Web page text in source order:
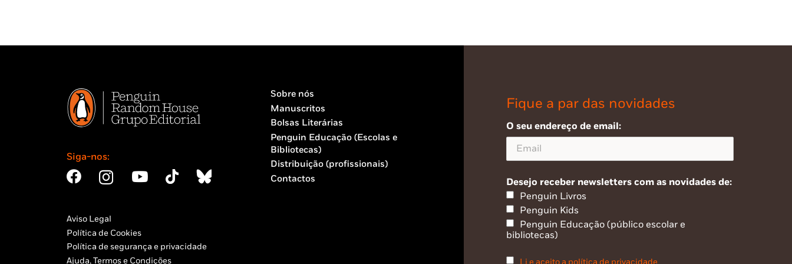
Siga-nos:
Aviso Legal
Política de Cookies
Política de segurança e privacidade
Ajuda, Termos e Condições
Sobre nós
Manuscritos
Bolsas Literárias
Penguin Educação (Escolas e
Bibliotecas)
Distribuição (profissionais)
Contactos
Fique a par das novidades
O seu endereço de email:
Desejo receber newsletters com as novidades de:
Penguin Livros
Penguin Kids
Penguin Educação (público escolar e
bibliotecas)
Li e aceito a política de privacidade